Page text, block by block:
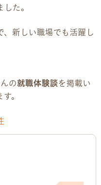
た。
、新しい職場でも活躍し
の就職体験談を掲載い
。